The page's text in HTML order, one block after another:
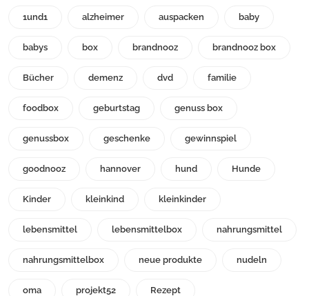
1und1 alzheimer auspacken baby
babys box brandnooz brandnooz box
Bücher demenz dvd familie
foodbox geburtstag genuss box
genussbox geschenke gewinnspiel
goodnooz hannover hund Hunde
Kinder kleinkind kleinkinder
lebensmittel lebensmittelbox nahrungsmittel
nahrungsmittelbox neue produkte nudeln
oma projekt52 Rezept